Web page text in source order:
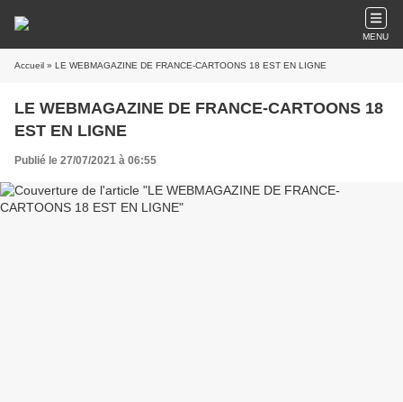
MENU
Accueil » LE WEBMAGAZINE DE FRANCE-CARTOONS 18 EST EN LIGNE
LE WEBMAGAZINE DE FRANCE-CARTOONS 18
EST EN LIGNE
Publié le 27/07/2021 à 06:55